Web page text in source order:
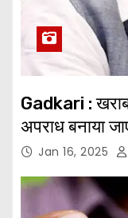
Gadkari : खराब
अपराध बनाया
Jan 16, 2025